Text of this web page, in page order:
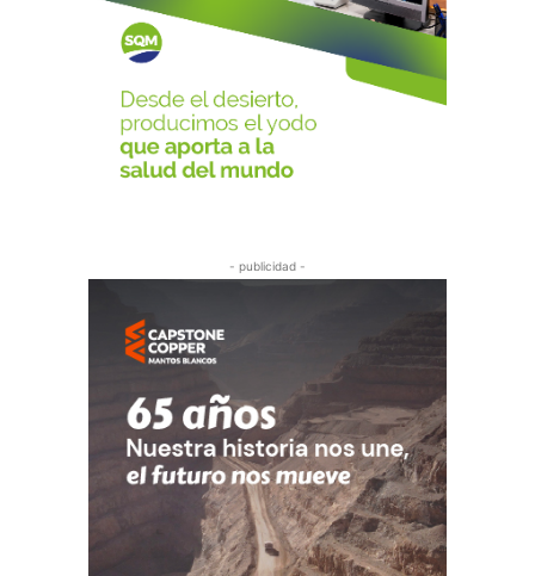
- publicidad -